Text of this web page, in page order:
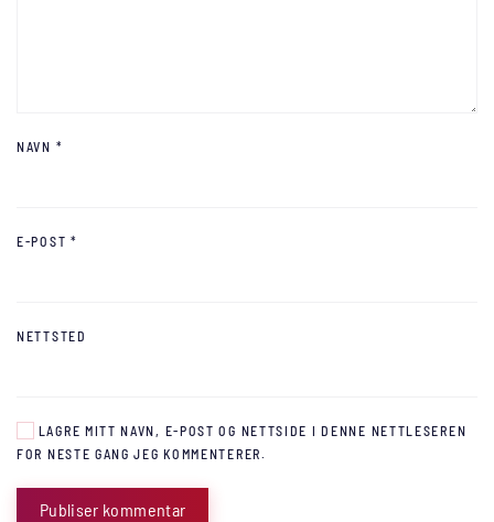
NAVN *
E-POST *
NETTSTED
LAGRE MITT NAVN, E-POST OG NETTSIDE I DENNE NETTLESEREN
FOR NESTE GANG JEG KOMMENTERER.
Publiser kommentar